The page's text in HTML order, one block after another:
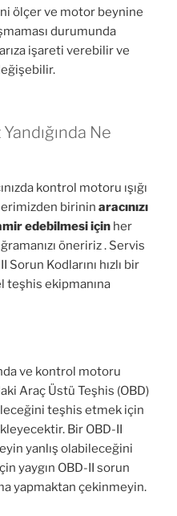
ölçer ve motor beynine
durumunda
işareti verebilir ve
Ne
kontrol motoru ışığı
birinin aracınızı
edebilmesi için her
öneririz . Servis
Kodlarını hızlı bir
teşhis ekipmanına
ve kontrol motoru
Araç Üstü Teşhis (OBD)
teşhis etmek için
Bir OBD-II
yanlış olabileceğini
yaygın OBD-II sorun
yapmaktan çekinmeyin.